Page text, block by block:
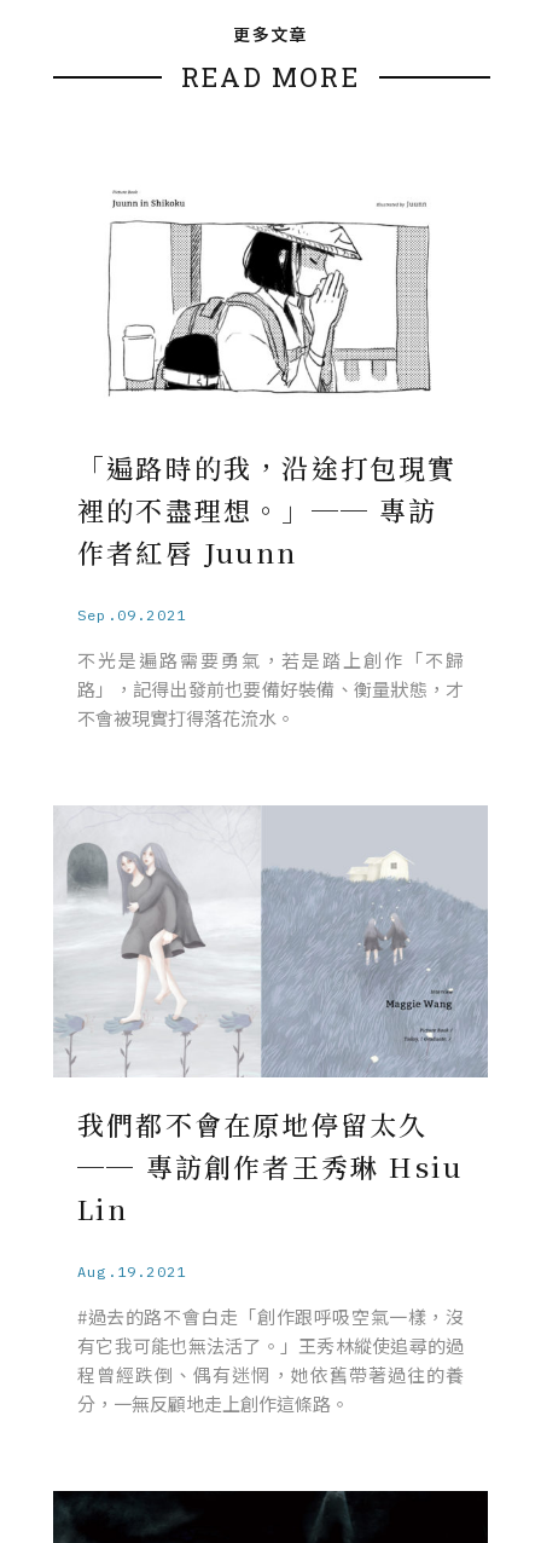
更多文章
READ MORE
「遍路時的我，沿途打包現實
裡的不盡理想。」── 專訪
作者紅唇 Juunn
Sep.09.2021
不光是遍路需要勇氣，若是踏上創作「不歸
路」，記得出發前也要備好裝備、衡量狀態，才
不會被現實打得落花流水。
我們都不會在原地停留太久
── 專訪創作者王秀琳 Hsiu
Lin
Aug.19.2021
#過去的路不會白走「創作跟呼吸空氣一樣，沒
有它我可能也無法活了。」王秀林縱使追尋的過
程曾經跌倒、偶有迷惘，她依舊帶著過往的養
分，一無反顧地走上創作這條路。